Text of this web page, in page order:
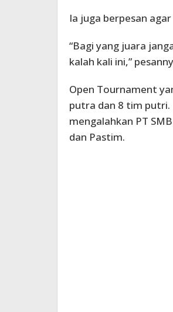
Ia juga berpesan
“Bagi yang juara
kalah kali ini,”
Open Tournament
putra dan 8 tim putri.
mengalahkan PT
dan Pastim.